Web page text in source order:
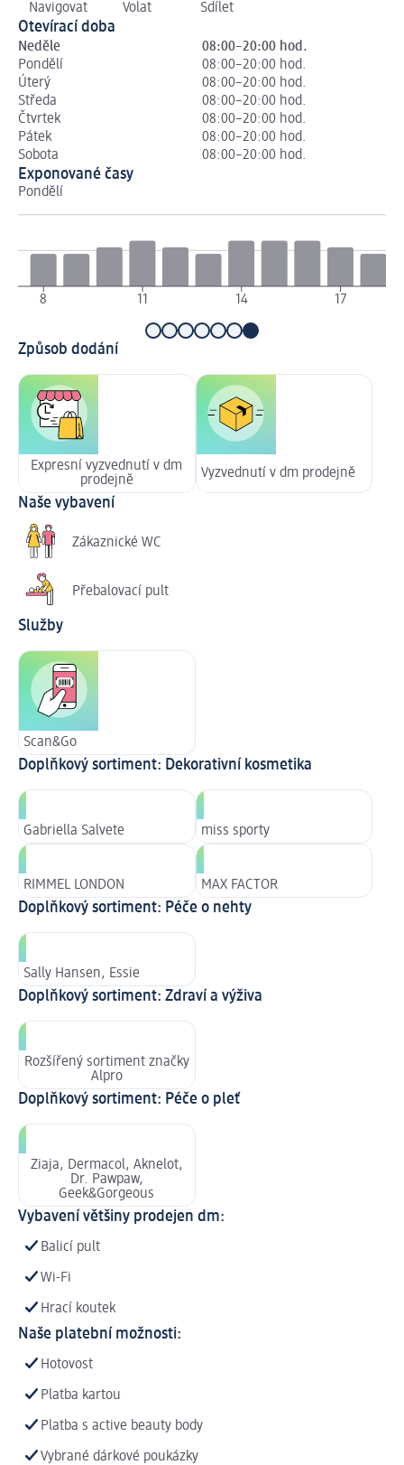
Navigovat Volat Sdílet
Otevírací doba
Neděle
08:00–20:00 hod.
Pondělí
08:00–20:00 hod.
Úterý
08:00–20:00 hod.
Středa
08:00–20:00 hod.
Čtvrtek
08:00–20:00 hod.
Pátek
08:00–20:00 hod.
Sobota
08:00–20:00 hod.
Exponované časy
Pondělí
8 11 14 17
Způsob dodání
Expresní vyzvednutí v dm
prodejně
Vyzvednutí v dm prodejně
Naše vybavení
Zákaznické WC
Přebalovací pult
Služby
Scan&Go
Doplňkový sortiment: Dekorativní kosmetika
Gabriella Salvete miss sporty
RIMMEL LONDON MAX FACTOR
Doplňkový sortiment: Péče o nehty
Sally Hansen, Essie
Doplňkový sortiment: Zdraví a výživa
Rozšířený sortiment značky
Alpro
Doplňkový sortiment: Péče o pleť
Ziaja, Dermacol, Aknelot,
Dr. Pawpaw,
Geek&Gorgeous
Vybavení většiny prodejen dm:
Balicí pult
Wi-Fi
Hrací koutek
Naše platební možnosti:
Hotovost
Platba kartou
Platba s active beauty body
Vybrané dárkové poukázky